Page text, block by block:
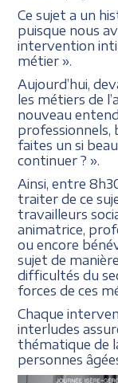
Ce sujet a un
puisque nous
intervention
métier ».
Aujourd’hui,
les métiers de
nouveau
professionnels,
faites un si
continuer ? ».
Ainsi, entre
traiter de ce
travailleurs
animatrice,
ou encore
sujet de
difficultés du
forces de ces
Chaque
interludes
thématique de
personnes